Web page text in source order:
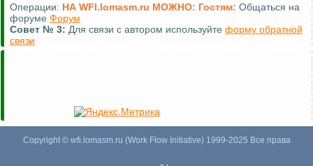
Операции: НА WFI.lomasm.ru МОЖНО: Гостям: Общаться на
форуме Форум
Совет № 3: Для связи с автором используйте форму обратной
связи
Copyright © wfi.lomasm.ru (Work Flow Initiative) 1999-2025 Все права